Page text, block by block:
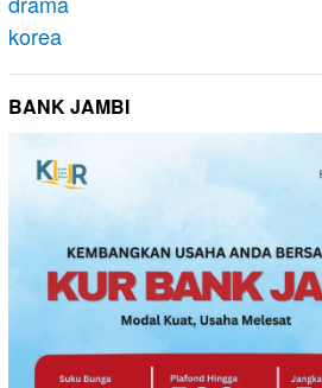
BANK JAMBI